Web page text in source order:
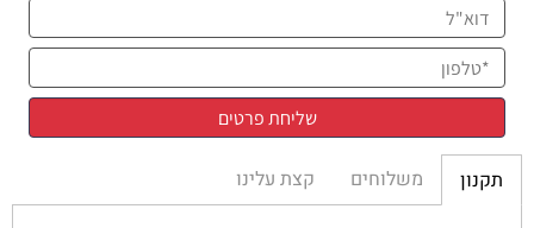
תקנון משלוחים קצת עלינו